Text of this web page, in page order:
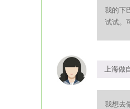
我的下
试试。
上海
我想去